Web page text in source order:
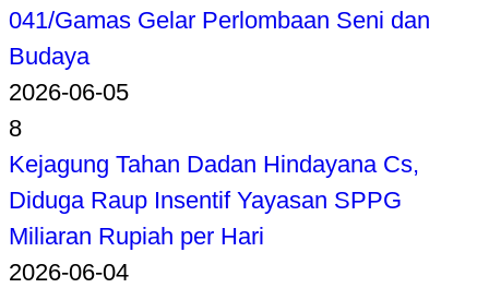
041/Gamas Gelar Perlombaan Seni dan
Budaya
2026-06-05
8
Kejagung Tahan Dadan Hindayana Cs,
Diduga Raup Insentif Yayasan SPPG
Miliaran Rupiah per Hari
2026-06-04